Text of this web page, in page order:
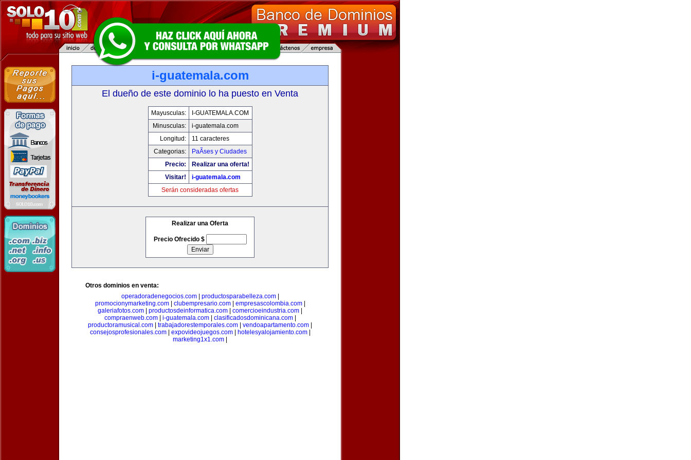
i-guatemala.com
El dueño de este dominio lo ha puesto en Venta
Mayusculas:
I-GUATEMALA.COM
Minusculas:
i-guatemala.com
Longitud:
11 caracteres
Categorias:
PaÃ­ses y Ciudades
Precio:
Realizar una oferta!
Visitar!
i-guatemala.com
Serán consideradas ofertas
Realizar una Oferta
Precio Ofrecido $
Otros dominios en venta:
operadoradenegocios.com| productosparabelleza.com|
promocionymarketing.com| clubempresario.com| empresascolombia.com|
galeriafotos.com
productosdeinformatica.com comercioeindustria.com
compraenweb.com| i-guatemala.com| clasificadosdominicana.com|
productoramusical.com
trabajadorestemporales.com vendoapartamento.com
consejosprofesionales.com| expovideojuegos.com| hotelesyalojamiento.com|
marketing1x1.com